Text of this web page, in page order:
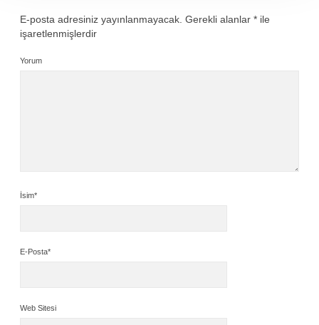
E-posta adresiniz yayınlanmayacak. Gerekli alanlar * ile
işaretlenmişlerdir
Yorum
İsim*
E-Posta*
Web Sitesi